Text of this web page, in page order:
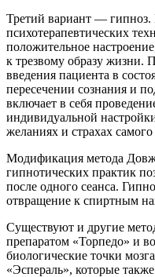
Третий вариант — гипноз.
психотерапевтических
положительное
к трезвому образу жизни.
введения пациента в
пересечении сознания и
включает в себя
индивидуальной
желаниях и страхах
Модификация метода
гипнотических практик
после одного сеанса.
отвращение к спиртным
Существуют и другие
препаратом «Торпедо» и
биологические точки
«Эспераль», которые